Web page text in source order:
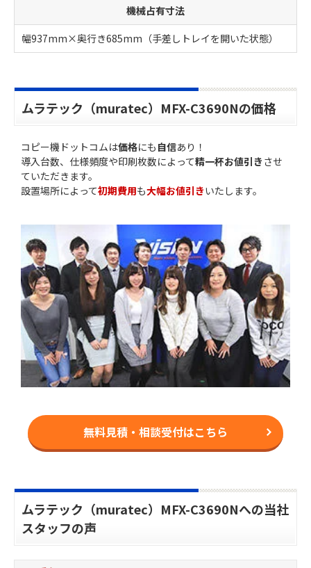
機械占有寸法
幅937mm×奥行き685mm（手差しトレイを開いた状態）
ムラテック（muratec）MFX-C3690Nの価格
コピー機ドットコムは価格にも 自信あり！
導入台数、仕様頻度や印刷枚数によって精一杯お値引き させ
ていただきます。
設置場所によって初期費用も大幅お値引きいたします。
無料見積・相談受付はこちら
ムラテック（muratec）MFX-C3690Nへの当社
スタッフの声